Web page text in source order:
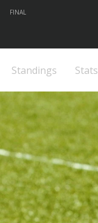
FINAL
Standings Stats